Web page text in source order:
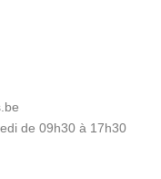
de 09h30 à 17h30